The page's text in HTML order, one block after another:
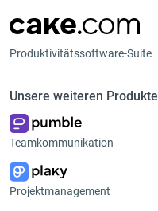
Produktivitätssoftware-Suite
Unsere weiteren Produkte
Teamkommunikation
Projektmanagement